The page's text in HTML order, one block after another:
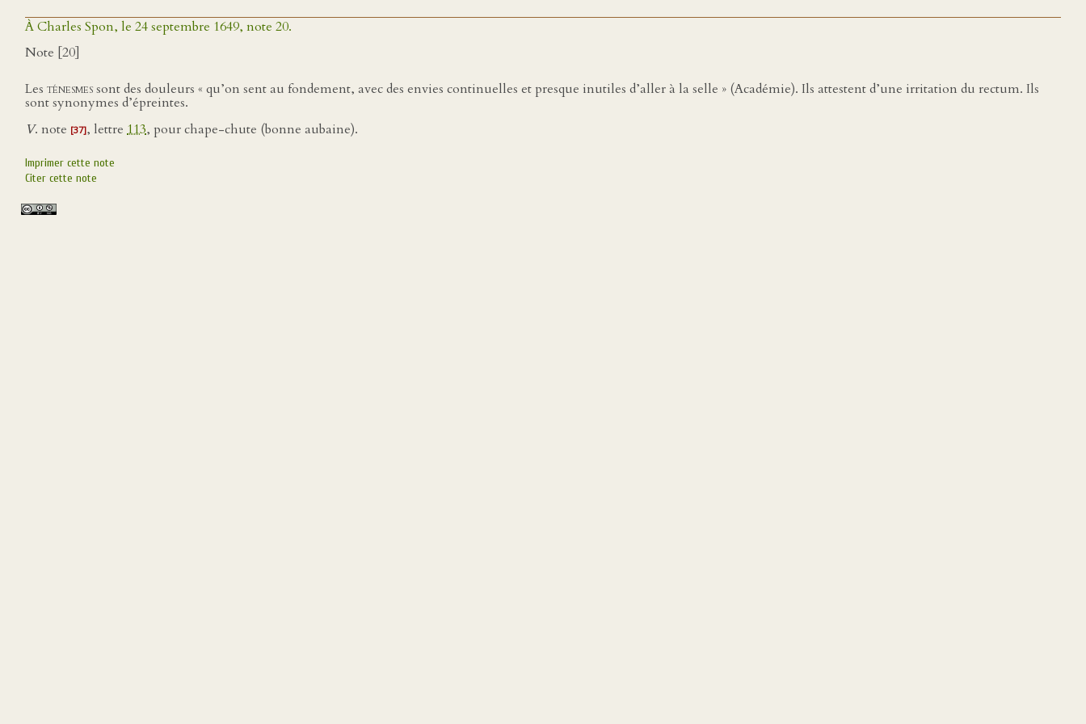
À Charles Spon, le 24 septembre 1649, note 20.
Note [20]
Les ténesmessont des douleurs « qu’on sent au fondement, avec des envies continuelles et presque inutiles d’aller à la selle » (Académie). Ils attestent d’une irritation du rectum. Ils
sont synonymes d’épreintes.
V. note [37], lettre 113, pour chape-chute (bonne aubaine).
Imprimer cette note
Citer cette note